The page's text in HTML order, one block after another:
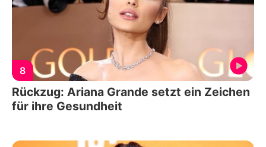
8
Rückzug: Ariana Grande setzt ein Zeichen
für ihre Gesundheit